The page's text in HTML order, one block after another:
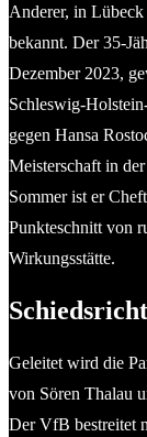
Anderer, in
bekannt. Der 35-
Dezember 2023,
Schleswig-
gegen Hansa
Meisterschaft in
Sommer ist er
Punkteschnitt von
Wirkungsstätte.
Geleitet wird die
von Sören Thalau
Der VfB bestreitet